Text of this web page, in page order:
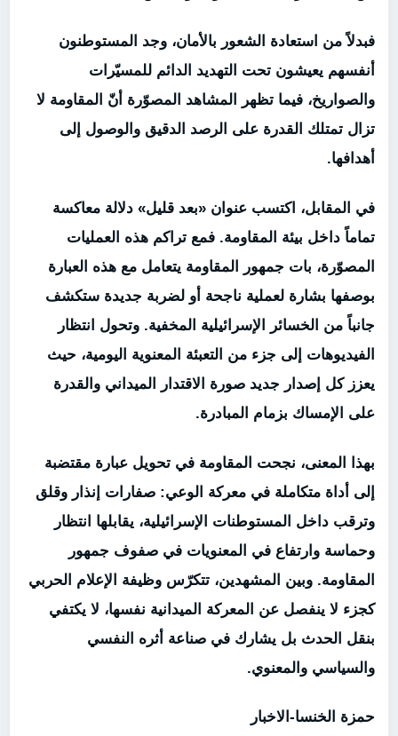
فبدلاً من استعادة الشعور بالأمان، وجد المستوطنون
أنفسهم يعيشون تحت التهديد الدائم للمسيّرات
والصواريخ، فيما تظهر المشاهد المصوّرة أنّ المقاومة لا
تزال تمتلك القدرة على الرصد الدقيق والوصول إلى
أهدافها.
في المقابل، اكتسب عنوان «بعد قليل» دلالة معاكسة
تماماً داخل بيئة المقاومة. فمع تراكم هذه العمليات
المصوّرة، بات جمهور المقاومة يتعامل مع هذه العبارة
بوصفها بشارة لعملية ناجحة أو لضربة جديدة ستكشف
جانباً من الخسائر الإسرائيلية المخفية. وتحول انتظار
الفيديوهات إلى جزء من التعبئة المعنوية اليومية، حيث
يعزز كل إصدار جديد صورة الاقتدار الميداني والقدرة
على الإمساك بزمام المبادرة.
بهذا المعنى، نجحت المقاومة في تحويل عبارة مقتضبة
إلى أداة متكاملة في معركة الوعي: صفارات إنذار وقلق
وترقب داخل المستوطنات الإسرائيلية، يقابلها انتظار
وحماسة وارتفاع في المعنويات في صفوف جمهور
المقاومة. وبين المشهدين، تتكرّس وظيفة الإعلام الحربي
كجزء لا ينفصل عن المعركة الميدانية نفسها، لا يكتفي
بنقل الحدث بل يشارك في صناعة أثره النفسي
والسياسي والمعنوي.
حمزة الخنسا-الاخبار